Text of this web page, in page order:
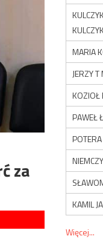
za
MARIA
JERZY
KOZIOŁ
PAWEŁ
KAMIL
Więcej...